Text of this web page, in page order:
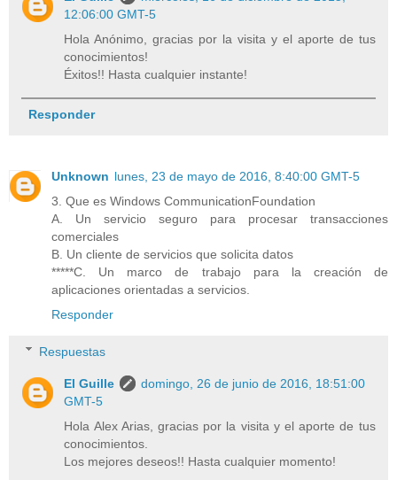
12:06:00 GMT-5
Hola Anónimo, gracias por la visita y el aporte de tus
conocimientos!
Éxitos!! Hasta cualquier instante!
Responder
Unknown lunes, 23 de mayo de 2016, 8:40:00 GMT-5
3. Que es Windows CommunicationFoundation
A. Un servicio seguro para procesar transacciones
comerciales
B. Un cliente de servicios que solicita datos
*****C. Un marco de trabajo para la creación de
aplicaciones orientadas a servicios.
Responder
Respuestas
El Guille
domingo, 26 de junio de 2016, 18:51:00
GMT-5
Hola Alex Arias, gracias por la visita y el aporte de tus
conocimientos.
Los mejores deseos!! Hasta cualquier momento!